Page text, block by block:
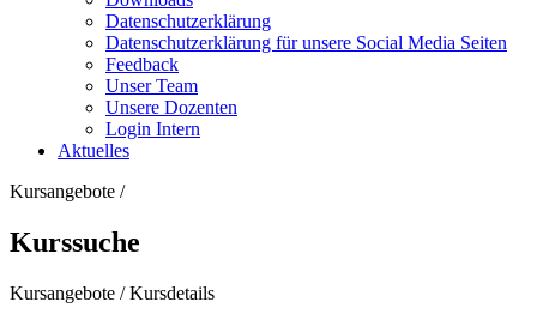
Datenschutzerklärung
Datenschutzerklärung für unsere Social Media Seiten
Feedback
Unser Team
Unsere Dozenten
Login Intern
Aktuelles
Kursangebote /
Kurssuche
Kursangebote /Kursdetails